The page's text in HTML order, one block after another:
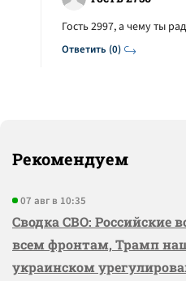
Ответить (0)
Гость 2997, а чему ты
Рекомендуем
07 авг в 10:35
Сводка СВО: Российские
всем фронтам, Трамп
украинском